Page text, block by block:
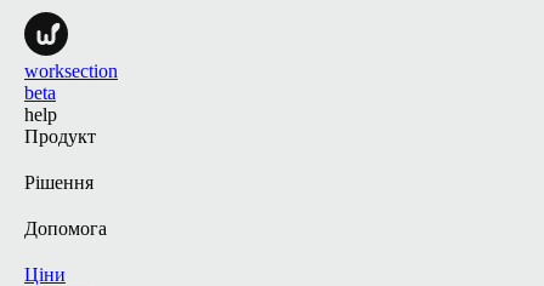
worksection
beta
help
Продукт
Рішення
Допомога
Ціни